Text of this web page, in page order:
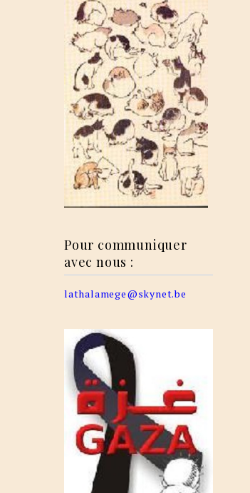
Pour communiquer
avec nous :
lathalamege@skynet.be